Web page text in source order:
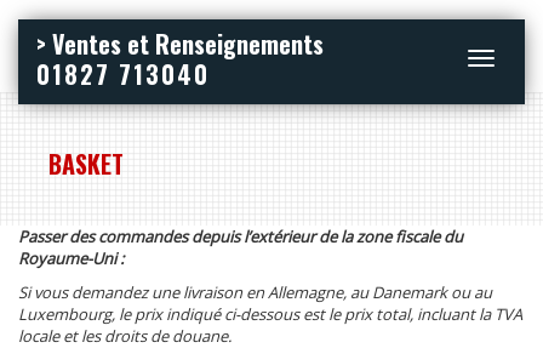
Toggle
> Ventes et Renseignements
01827 713040
BASKET
Passer des commandes depuis l’extérieur de la zone fiscale du
Royaume-Uni :
Si vous demandez une livraison en Allemagne, au Danemark ou au
Luxembourg, le prix indiqué ci-dessous est le prix total, incluant la TVA
locale et les droits de douane.